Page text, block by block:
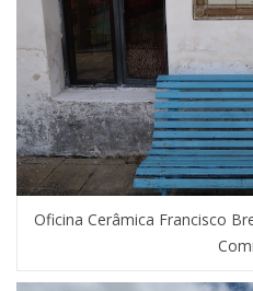
Oficina Cerâmica Francisco